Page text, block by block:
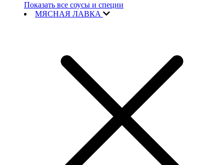
Показать все соусы и специи
МЯСНАЯ ЛАВКА